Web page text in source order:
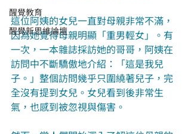
醒覺教育
醒覺新思維論壇
這位阿姨的女兒一直對母親非常不滿，
因為她覺得母親明顯「重男輕女」。有
一次，一本雜誌採訪她的哥哥，阿姨在
訪問中不斷驕傲地介紹：「這是我兒
子。」整個訪問幾乎只圍繞著兒子，完
全沒有提到女兒。女兒看到後非常生
氣，也感到被忽視與傷害。